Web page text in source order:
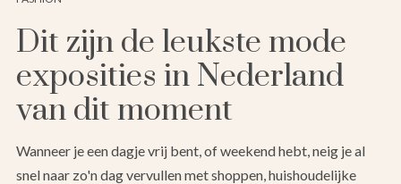
Dit zijn de leukste mode
exposities in Nederland
van dit moment
Wanneer je een dagje vrij bent, of weekend hebt, neig je al
snel naar zo'n dag vervullen met shoppen, huishoudelijke